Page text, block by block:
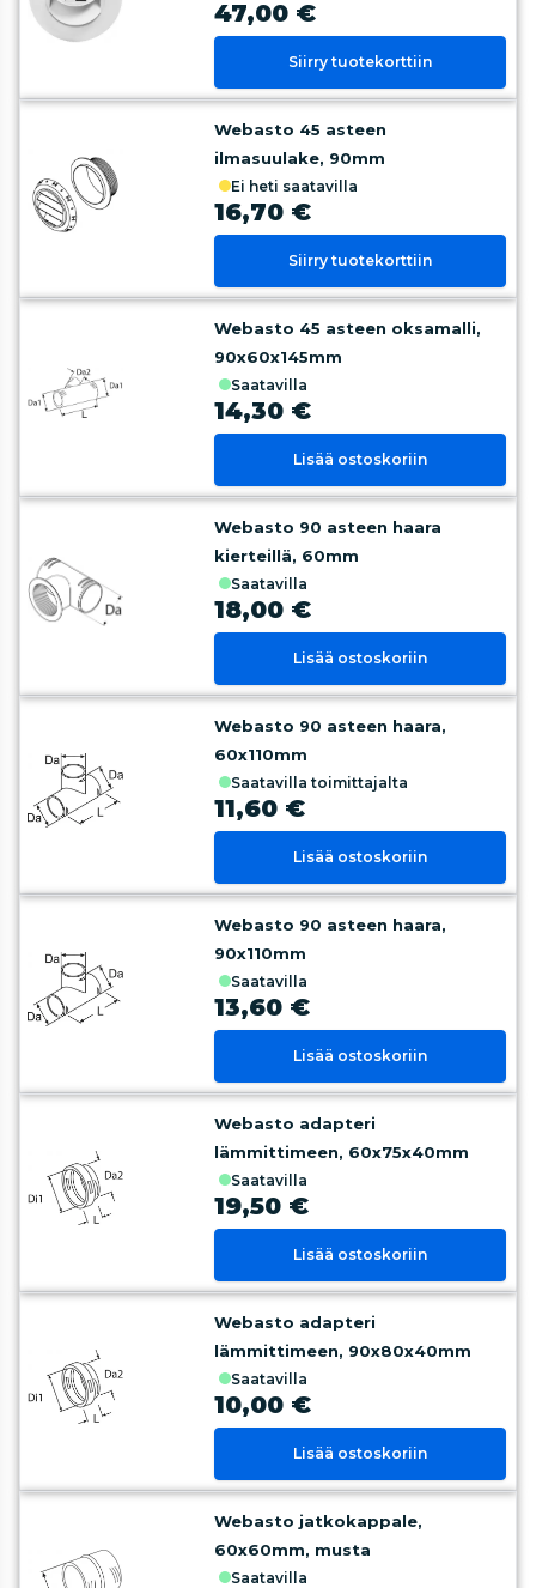
47,00 €
Siirry tuotekorttiin
Webasto 45 asteen
ilmasuulake, 90mm
ei heti saatavilla
16,70 €
Siirry tuotekorttiin
Webasto 45 asteen oksamalli,
90x60x145mm
saatavilla
14,30 €
Lisää ostoskoriin
Webasto 90 asteen haara
kierteillä, 60mm
saatavilla
18,00 €
Lisää ostoskoriin
Webasto 90 asteen haara,
60x110mm
saatavilla toimittajalta
11,60 €
Lisää ostoskoriin
Webasto 90 asteen haara,
90x110mm
saatavilla
13,60 €
Lisää ostoskoriin
Webasto adapteri
lämmittimeen, 60x75x40mm
saatavilla
19,50 €
Lisää ostoskoriin
Webasto adapteri
lämmittimeen, 90x80x40mm
saatavilla
10,00 €
Lisää ostoskoriin
Webasto jatkokappale,
60x60mm, musta
saatavilla